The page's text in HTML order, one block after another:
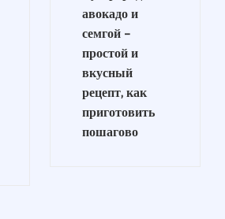
авокадо и
семгой –
простой и
вкусный
рецепт, как
приготовить
пошагово